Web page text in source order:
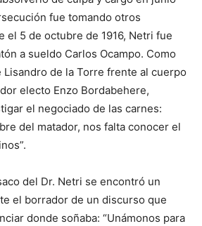
fue tomando otros
el 5 de octubre de 1916, Netri fue
a sueldo Carlos Ocampo. Como
Lisandro de la Torre frente al cuerpo
electo Enzo Bordabehere,
el negociado de las carnes:
del matador, nos falta conocer el
del Dr. Netri se encontró un
el borrador de un discurso que
donde soñaba: “Unámonos para